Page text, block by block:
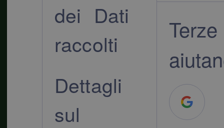
dei Dati
raccolti
Dettagli
sul